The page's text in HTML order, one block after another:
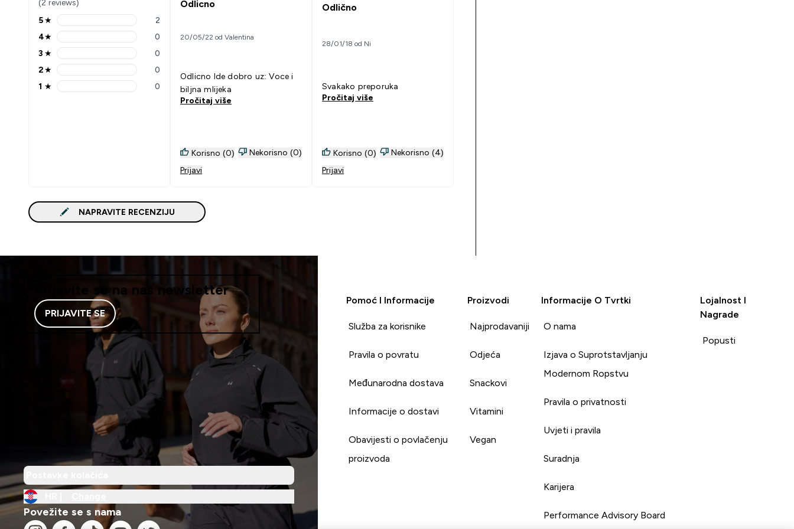
(2 reviews)
5 stars rating 2 reviews
5★ 2
4 stars rating 0 reviews
4★ 0
3 stars rating 0 reviews
3 ★ 0
2 stars rating 0 reviews
2★ 0
1 stars rating 0 reviews
1 ★ 0
Odlicno
20/05/22 od Valentina
Odlicno Ide dobro uz: Voce i
biljna mlijeka
Pročitaj više
Korisno (0)
Nekorisno (0)
Prijavi
Odlično
28/01/18 od Ni
Svakako preporuka
Pročitaj više
Korisno (0)
Nekorisno (4)
Prijavi
NAPRAVITE RECENZIJU
Prijavite se na naš newsletter
PRIJAVITE SE
Povežite se s nama
Pomoć I Informacije
Služba za korisnike
Pravila o povratu
Međunarodna dostava
Informacije o dostavi
Obavijesti o povlačenju
proizvoda
Proizvodi
Najprodavaniji
Odjeća
Snackovi
Vitamini
Vegan
Informacije O Tvrtki
O nama
Izjava o Suprotstavljanju
Modernom Ropstvu
Pravila o privatnosti
Uvjeti i pravila
Suradnja
Karijera
Performance Advisory Board
Lojalnost I
Nagrade
Popusti